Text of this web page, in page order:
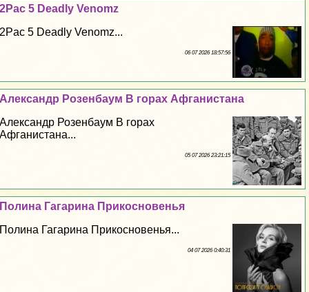
2Pac 5 Deadly Venomz
2Pac 5 Deadly Venomz...
06 07 2026 18:57:56
Александр Розенбаум В горах Афганистана
Александр Розенбаум В горах
Афганистана...
05 07 2026 23:21:15
Полина Гагарина Прикосновенья
Полина Гагарина Прикосновенья...
04 07 2026 0:40:31